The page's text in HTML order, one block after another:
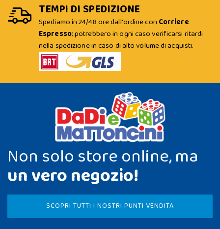
TEMPI DI SPEDIZIONE
Spediamo in 24/48 ore dall'ordine con Corriere
Espresso; potrebbero in ogni caso verificarsi ritardi
nella spedizione in caso di alto volume di acquisti.
Non solo store online, ma
un vero negozio!
SCOPRI TUTTI I NOSTRI PUNTI VENDITA